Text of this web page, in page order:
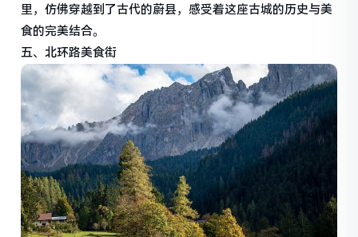
里，仿佛穿越到了古代的蔚县，感受着这座古城的历史与美
食的完美结合。
五、北环路美食街